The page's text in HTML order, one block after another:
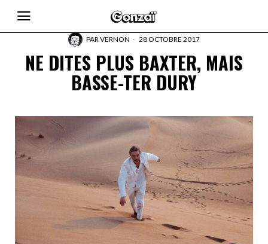
PARVERNON 28 OCTOBRE 2017
NE DITES PLUS BAXTER, MAIS
BASSE-TER DURY